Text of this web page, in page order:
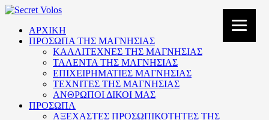
ΑΡΧΙΚΗ
ΠΡΟΣΩΠΑ ΤΗΣ ΜΑΓΝΗΣΙΑΣ
ΚΑΛΛΙΤΕΧΝΕΣ ΤΗΣ ΜΑΓΝΗΣΙΑΣ
ΤΑΛΕΝΤΑ ΤΗΣ ΜΑΓΝΗΣΙΑΣ
ΕΠΙΧΕΙΡΗΜΑΤΙΕΣ ΜΑΓΝΗΣΙΑΣ
ΤΕΧΝΙΤΕΣ ΤΗΣ ΜΑΓΝΗΣΙΑΣ
ΑΝΘΡΩΠΟΙ ΔΙΚΟΙ ΜΑΣ
ΠΡΟΣΩΠΑ
ΑΞΕΧΑΣΤΕΣ ΠΡΟΣΩΠΙΚΟΤΗΤΕΣ ΤΗΣ